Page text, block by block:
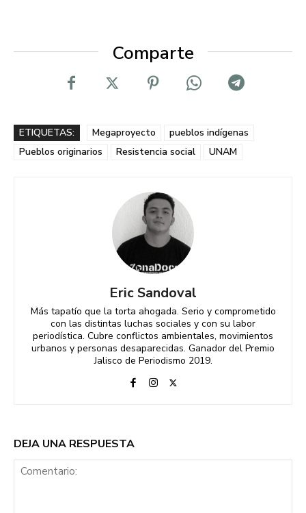
Comparte
ETIQUETAS: Megaproyecto
pueblos indígenas
Pueblos originarios
Resistencia social UNAM
Eric Sandoval
Más tapatío que la torta ahogada. Serio y comprometido
con las distintas luchas sociales y con su labor
periodística. Cubre conflictos ambientales, movimientos
urbanos y personas desaparecidas. Ganador del Premio
Jalisco de Periodismo 2019.
DEJA UNA RESPUESTA